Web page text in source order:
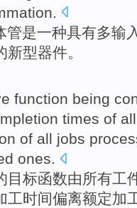
管是一种具有多输
新型器件。
function being
times of all
of all jobs
ones.
目标函数由所有工
工时间偏离额定加